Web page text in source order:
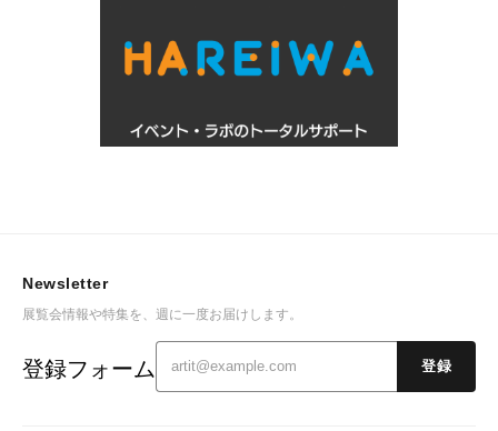
Newsletter
展覧会情報や特集を、週に一度お届けします。
登録フォーム 登録